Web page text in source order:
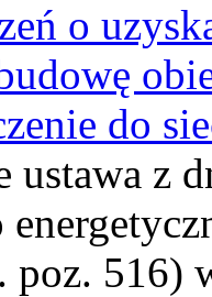
o
do
ustawa z
poz. 516)